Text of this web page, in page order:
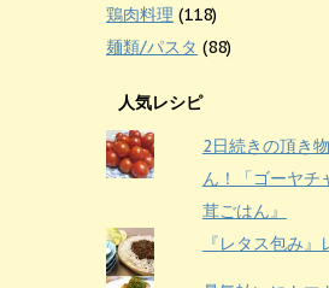
鶏肉料理 (118)
麺類/パスタ (88)
人気レシピ
2日続きの頂き
ん！「ゴーヤチ
茸ごはん』
『レタス包み